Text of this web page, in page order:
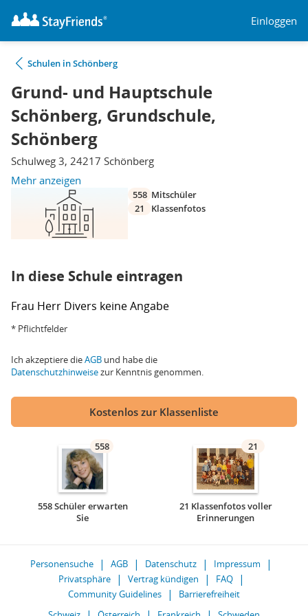
Einloggen
Schulen in Schönberg
Grund- und Hauptschule
Schönberg, Grundschule,
Schönberg
Schulweg 3, 24217 Schönberg
Mehr anzeigen
558 Mitschüler
21
Klassenfotos
In diese Schule eintragen
Frau Herr Divers keine Angabe
* Pflichtfelder
Ich akzeptiere dieAGB und habe die
Datenschutzhinweisezur Kenntnis genommen.
Kostenlos zur Klassenliste
558
558 Schüler erwarten
Sie
21
21 Klassenfotos voller
Erinnerungen
Personensuche AGB Datenschutz
Impressum
Privatsphäre
Vertrag kündigen
FAQ
Community Guidelines
Barrierefreiheit